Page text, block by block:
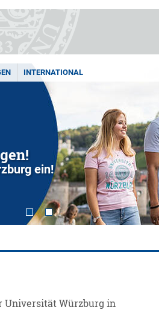
INTERNATIONAL
ein!
Universität Würzburg in